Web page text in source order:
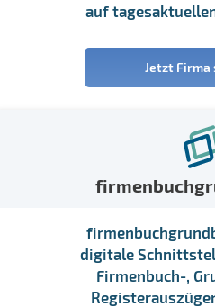
auf
Jetzt Firma
digitale
Firmenbuch-,